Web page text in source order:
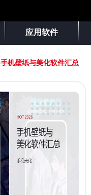
应用软件
手机壁纸与美化软件汇总